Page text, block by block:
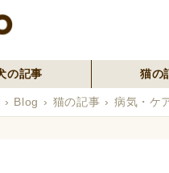
の記事 猫の
Blog 猫の記事 病気・ケ